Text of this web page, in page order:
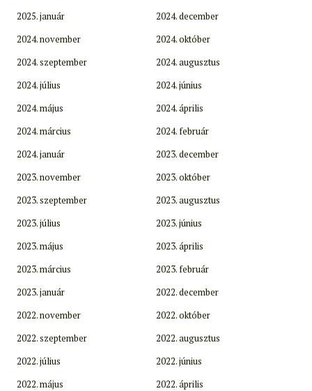
2025. január
2024. december
2024. november
2024. október
2024. szeptember
2024. augusztus
2024. július
2024. június
2024. május
2024. április
2024. március
2024. február
2024. január
2023. december
2023. november
2023. október
2023. szeptember
2023. augusztus
2023. július
2023. június
2023. május
2023. április
2023. március
2023. február
2023. január
2022. december
2022. november
2022. október
2022. szeptember
2022. augusztus
2022. július
2022. június
2022. május
2022. április